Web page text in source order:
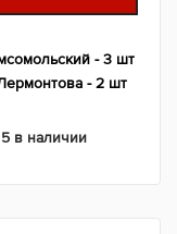
5 в наличии
- 3 шт
- 2 шт